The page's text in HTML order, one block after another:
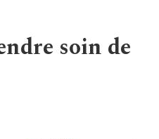
soin de